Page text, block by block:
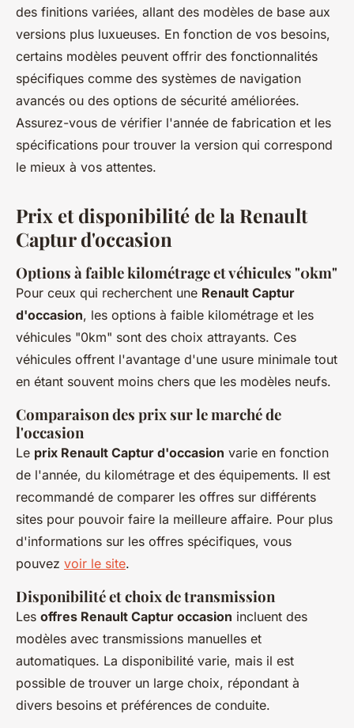
des finitions variées, allant des modèles de base aux
versions plus luxueuses. En fonction de vos besoins,
certains modèles peuvent offrir des fonctionnalités
spécifiques comme des systèmes de navigation
avancés ou des options de sécurité améliorées.
Assurez-vous de vérifier l'année de fabrication et les
spécifications pour trouver la version qui correspond
le mieux à vos attentes.
Prix et disponibilité de la Renault
Captur d'occasion
Options à faible kilométrage et véhicules "0km"
Pour ceux qui recherchent une Renault Captur
d'occasion, les options à faible kilométrage et les
véhicules "0km" sont des choix attrayants. Ces
véhicules offrent l'avantage d'une usure minimale tout
en étant souvent moins chers que les modèles neufs.
Comparaison des prix sur le marché de
l'occasion
Le prix Renault Captur d'occasion varie en fonction
de l'année, du kilométrage et des équipements. Il est
recommandé de comparer les offres sur différents
sites pour pouvoir faire la meilleure affaire. Pour plus
d'informations sur les offres spécifiques, vous
pouvez voir le site.
Disponibilité et choix de transmission
Les offres Renault Captur occasion incluent des
modèles avec transmissions manuelles et
automatiques. La disponibilité varie, mais il est
possible de trouver un large choix, répondant à
divers besoins et préférences de conduite.